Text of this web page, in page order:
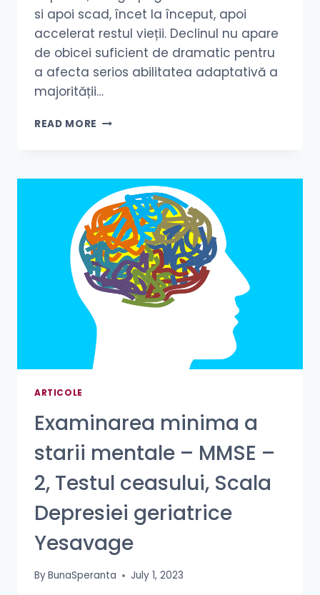
si apoi scad, încet la început, apoi
accelerat restul vieții. Declinul nu apare
de obicei suficient de dramatic pentru
a afecta serios abilitatea adaptativă a
majorității…
READ MORE
ARTICOLE
Examinarea minima a
starii mentale – MMSE –
2, Testul ceasului, Scala
Depresiei geriatrice
Yesavage
ByBunaSperanta July 1, 2023